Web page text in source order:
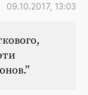
09.10.2017, 13:03